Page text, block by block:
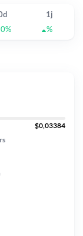
1j
%
$0,03384